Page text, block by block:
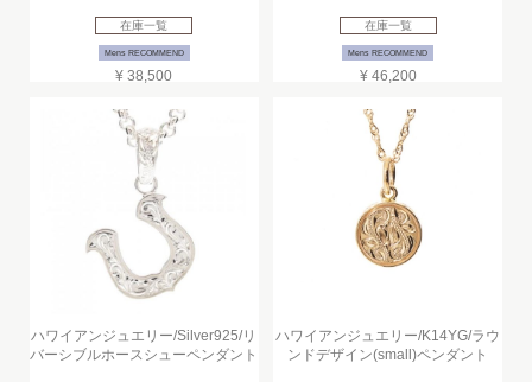
在庫一覧
Mens RECOMMEND
¥ 38,500
在庫一覧
Mens RECOMMEND
¥ 46,200
ハワイアンジュエリー/Silver925/リ
バーシブルホースシューペンダント
ハワイアンジュエリー/K14YG/ラウ
ンドデザイン(small)ペンダント